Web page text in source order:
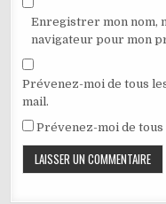
Enregistrer mon nom,
navigateur pour mon
Prévenez-moi de tous
mail.
Prévenez-moi de